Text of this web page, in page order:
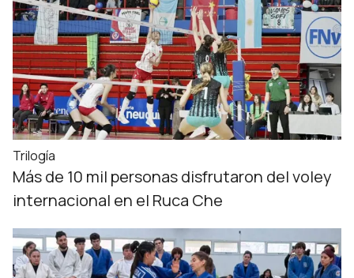
Trilogía
Más de 10 mil personas disfrutaron del voley
internacional en el Ruca Che